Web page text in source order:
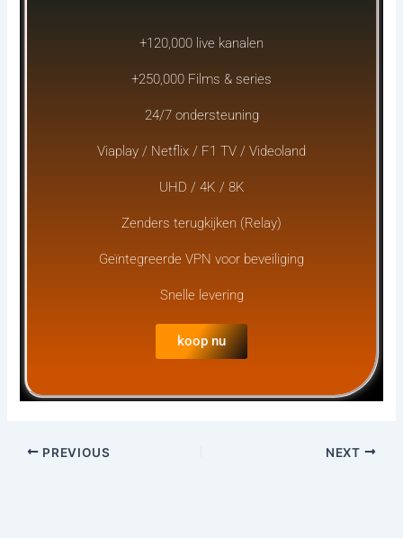
+120,000 live kanalen
+250,000 Films & series
24/7 ondersteuning
Viaplay / Netflix / F1 TV / Videoland
UHD / 4K / 8K
Zenders terugkijken (Relay)
Geïntegreerde VPN voor beveiliging
Snelle levering
koop nu
PREVIOUS NEXT